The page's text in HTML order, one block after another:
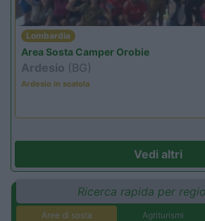
Lombardia
Area Sosta Camper Orobie
Ardesio (BG)
Ardesio in scatola
Vedi altri
Ricerca rapida per
Aree di sosta Agriturismi